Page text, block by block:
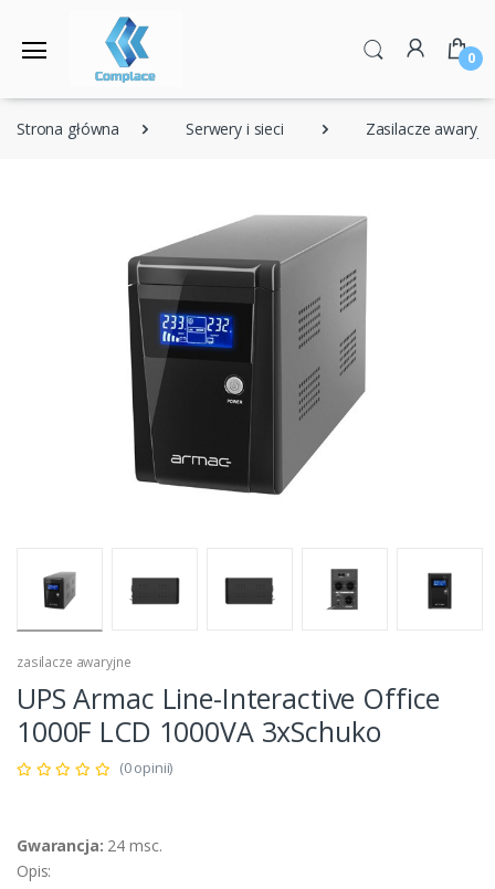
0
Strona główna Serwery i sieci Zasilacze
zasilacze awaryjne
UPS Armac Line-Interactive Office
1000F LCD 1000VA 3xSchuko
(0 opinii)
Gwarancja: 24 msc.
Opis: